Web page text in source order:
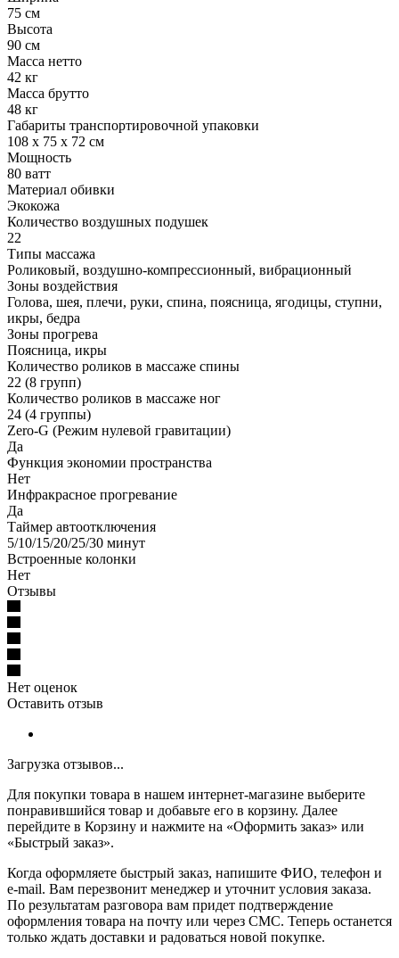
75 см
Высота
90 см
Масса нетто
42 кг
Масса брутто
48 кг
Габариты транспортировочной упаковки
108 х 75 х 72 см
Мощность
80 ватт
Материал обивки
Экокожа
Количество воздушных подушек
22
Типы массажа
Роликовый, воздушно-компрессионный, вибрационный
Зоны воздействия
Голова, шея, плечи, руки, спина, поясница, ягодицы, ступни,
икры, бедра
Зоны прогрева
Поясница, икры
Количество роликов в массаже спины
22 (8 групп)
Количество роликов в массаже ног
24 (4 группы)
Zero-G (Режим нулевой гравитации)
Да
Функция экономии пространства
Нет
Инфракрасное прогревание
Да
Таймер автоотключения
5/10/15/20/25/30 минут
Встроенные колонки
Нет
Отзывы
Нет оценок
Оставить отзыв
Загрузка отзывов...
Для покупки товара в нашем интернет-магазине выберите
понравившийся товар и добавьте его в корзину. Далее
перейдите в Корзину и нажмите на «Оформить заказ» или
«Быстрый заказ».
Когда оформляете быстрый заказ, напишите ФИО, телефон и
e-mail. Вам перезвонит менеджер и уточнит условия заказа.
По результатам разговора вам придет подтверждение
оформления товара на почту или через СМС. Теперь останется
только ждать доставки и радоваться новой покупке.